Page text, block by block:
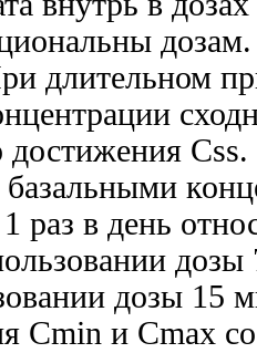
дозам.
длительном
достижения
раз в день
дозы 15
Cmin и Cmax